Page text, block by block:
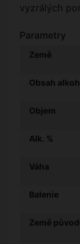
vyzrálých
Parametry
Země
Obsah
Objem
Alk. %
Váha
Balenie
Země